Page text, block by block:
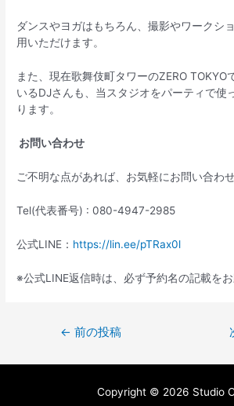
ダンスやヨガはもちろん、撮影やワークシ
用いただけます。
また、現在歌舞伎町タワーのZERO TOKYO
いるDJさんも、当スタジオをパーティで使
ります。
お問い合わせ
ご不明な点があれば、お気軽にお問い合わせ
Tel(代表番号) : 080-4947-2985
公式LINE： https://lin.ee/pTRax0l
※公式LINE返信時は、必ず予約名の記載をお
← 前の投稿
Copyright © 2026 Studio